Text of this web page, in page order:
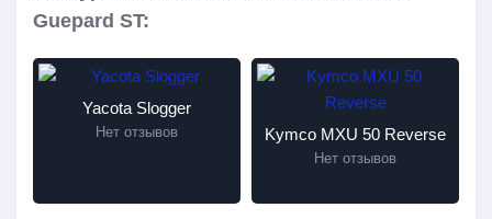
Guepard ST:
Yacota Slogger
Нет отзывов Kymco MXU 50 Reverse
Нет отзывов